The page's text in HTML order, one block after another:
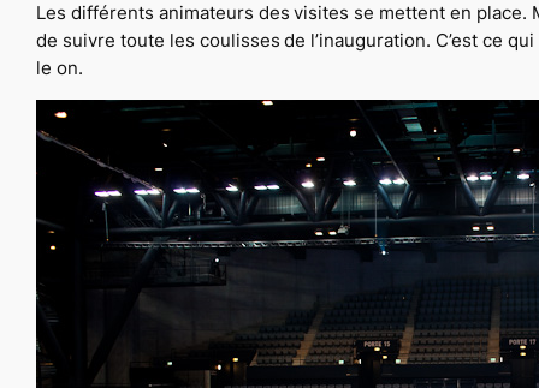
Les différents animateurs des visites se mettent en place.
de suivre toute les coulisses de l’inauguration. C’est ce
le on.